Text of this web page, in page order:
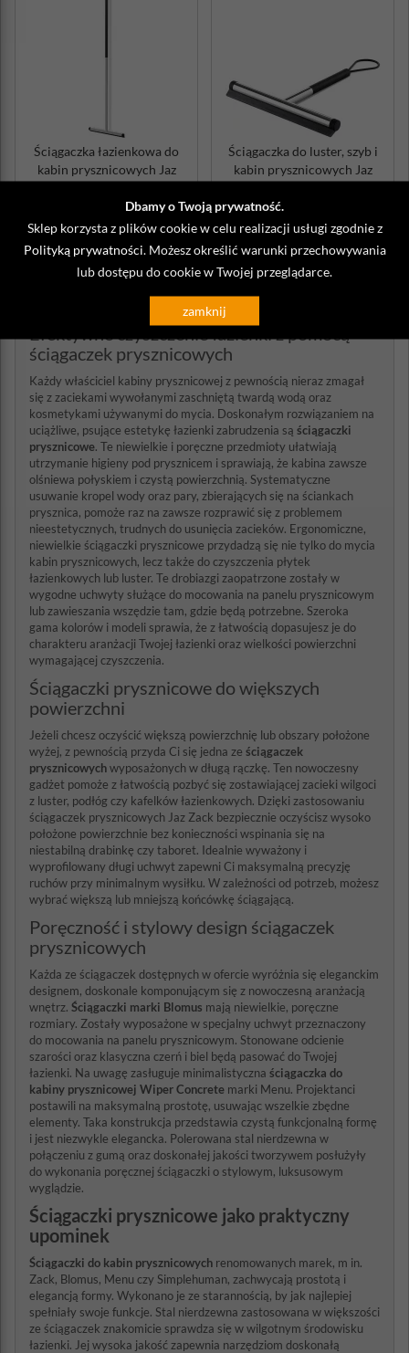
Dbamy o Twoją prywatność.
Sklep korzysta z plików cookie w celu realizacji usługi zgodnie z
Polityką prywatności . Możesz określić warunki przechowywania
lub dostępu do cookie w Twojej przeglądarce.
zamknij
Ściągaczka łazienkowa do
kabin prysznicowych Jaz
Wysyłka do 48 godzin
DO KOSZYKA
Ściągaczka do luster, szyb i
kabin prysznicowych Jaz
produkt niedostępny
Efektywne czyszczenie łazienki z pomocą
ściągaczek prysznicowych
Każdy właściciel kabiny prysznicowej z pewnością nieraz zmagał
się z zaciekami wywołanymi zaschniętą twardą wodą oraz
kosmetykami używanymi do mycia. Doskonałym rozwiązaniem na
uciążliwe, psujące estetykę łazienki zabrudzenia są ściągaczki
prysznicowe. Te niewielkie i poręczne przedmioty ułatwiają
utrzymanie higieny pod prysznicem i sprawiają, że kabina zawsze
olśniewa połyskiem i czystą powierzchnią. Systematyczne
usuwanie kropel wody oraz pary, zbierających się na ściankach
prysznica, pomoże raz na zawsze rozprawić się z problemem
nieestetycznych, trudnych do usunięcia zacieków. Ergonomiczne,
niewielkie ściągaczki prysznicowe przydadzą się nie tylko do mycia
kabin prysznicowych, lecz także do czyszczenia płytek
łazienkowych lub luster. Te drobiazgi zaopatrzone zostały w
wygodne uchwyty służące do mocowania na panelu prysznicowym
lub zawieszania wszędzie tam, gdzie będą potrzebne. Szeroka
gama kolorów i modeli sprawia, że z łatwością dopasujesz je do
charakteru aranżacji Twojej łazienki oraz wielkości powierzchni
wymagającej czyszczenia.
Ściągaczki prysznicowe do większych
powierzchni
Jeżeli chcesz oczyścić większą powierzchnię lub obszary położone
wyżej, z pewnością przyda Ci się jedna ze ściągaczek
prysznicowychwyposażonych w długą rączkę. Ten nowoczesny
gadżet pomoże z łatwością pozbyć się zostawiającej zacieki wilgoci
z luster, podłóg czy kafelków łazienkowych. Dzięki zastosowaniu
ściągaczek prysznicowych Jaz Zack bezpiecznie oczyścisz wysoko
położone powierzchnie bez konieczności wspinania się na
niestabilną drabinkę czy taboret. Idealnie wyważony i
wyprofilowany długi uchwyt zapewni Ci maksymalną precyzję
ruchów przy minimalnym wysiłku. W zależności od potrzeb, możesz
wybrać większą lub mniejszą końcówkę ściągającą.
Poręczność i stylowy design ściągaczek
prysznicowych
Każda ze ściągaczek dostępnych w ofercie wyróżnia się eleganckim
designem, doskonale komponującym się z nowoczesną aranżacją
wnętrz. Ściągaczki marki Blomus mają niewielkie, poręczne
rozmiary. Zostały wyposażone w specjalny uchwyt przeznaczony
do mocowania na panelu prysznicowym. Stonowane odcienie
szarości oraz klasyczna czerń i biel będą pasować do Twojej
łazienki. Na uwagę zasługuje minimalistyczna ściągaczka do
kabiny prysznicowej Wiper Concrete marki Menu. Projektanci
postawili na maksymalną prostotę, usuwając wszelkie zbędne
elementy. Taka konstrukcja przedstawia czystą funkcjonalną formę
i jest niezwykle elegancka. Polerowana stal nierdzewna w
połączeniu z gumą oraz doskonałej jakości tworzywem posłużyły
do wykonania poręcznej ściągaczki o stylowym, luksusowym
wyglądzie.
Ściągaczki prysznicowe jako praktyczny
upominek
Ściągaczki do kabin prysznicowych renomowanych marek, m in.
Zack, Blomus, Menu czy Simplehuman, zachwycają prostotą i
elegancją formy. Wykonano je ze starannością, by jak najlepiej
spełniały swoje funkcje. Stal nierdzewna zastosowana w większości
ze ściągaczek znakomicie sprawdza się w wilgotnym środowisku
łazienki. Jej wysoka jakość zapewnia narzędziom doskonałą